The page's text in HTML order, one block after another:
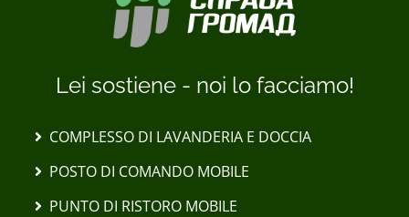
Lei sostiene - noi lo facciamo!
COMPLESSO DI LAVANDERIA E DOCCIA
POSTO DI COMANDO MOBILE
PUNTO DI RISTORO MOBILE